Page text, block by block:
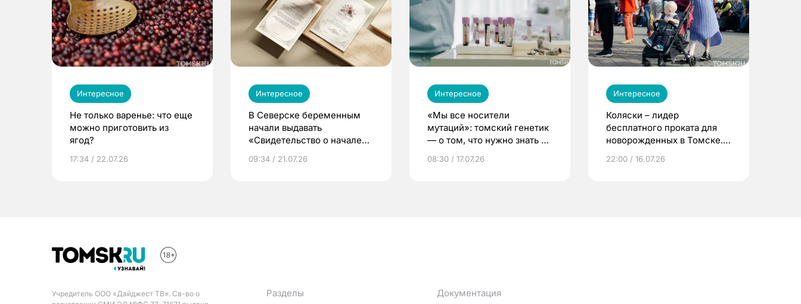
Интересное
Не только варенье: что еще
можно приготовить из
ягод?
17:34 / 22.07.26
Интересное
В Северске беременным
начали выдавать
«Свидетельство о начале
09:34 / 21.07.26
Интересное
«Мы все носители
мутаций»: томский генетик
— о том, что нужно знать до
08:30 / 17.07.26
Интересное
Коляски – лидер
бесплатного проката для
новорожденных в Томске.
22:00 / 16.07.26
Учредитель ООО «Дайджест ТВ». Св-во о
Разделы Документация